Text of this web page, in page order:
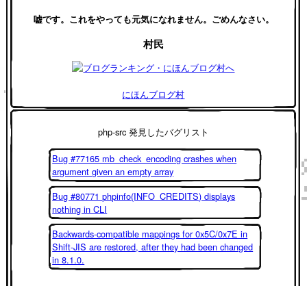
嘘です。これをやっても元気になれません。ごめんなさい。
村民
にほんブログ村
php-src 発見したバグリスト
Bug #77165 mb_check_encoding crashes when
argument given an empty array
Bug #80771 phpinfo(INFO_CREDITS) displays
nothing in CLI
Backwards-compatible mappings for 0x5C/0x7E in
Shift-JIS are restored, after they had been changed
in 8.1.0.